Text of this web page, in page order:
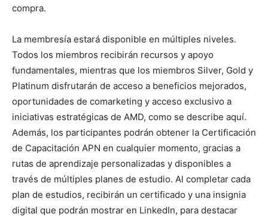
compra.
La membresía estará disponible en múltiples niveles.
Todos los miembros recibirán recursos y apoyo
fundamentales, mientras que los miembros Silver, Gold y
Platinum disfrutarán de acceso a beneficios mejorados,
oportunidades de comarketing y acceso exclusivo a
iniciativas estratégicas de AMD, como se describe aquí.
Además, los participantes podrán obtener la Certificación
de Capacitación APN en cualquier momento, gracias a
rutas de aprendizaje personalizadas y disponibles a
través de múltiples planes de estudio. Al completar cada
plan de estudios, recibirán un certificado y una insignia
digital que podrán mostrar en LinkedIn, para destacar